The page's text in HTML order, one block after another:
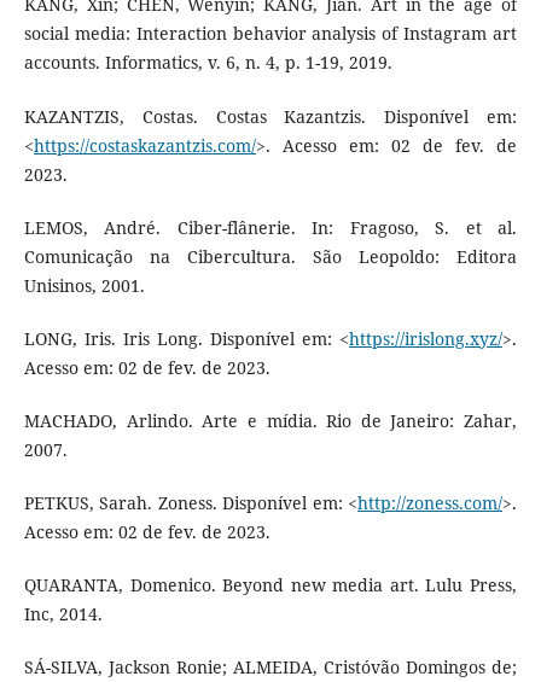
KANG, Xin; CHEN, Wenyin; KANG, Jian. Art in the age of
social media: Interaction behavior analysis of Instagram art
accounts. Informatics, v. 6, n. 4, p. 1-19, 2019.
KAZANTZIS, Costas. Costas Kazantzis. Disponível em:
<https://costaskazantzis.com/>. Acesso em: 02 de fev. de
2023.
LEMOS, André. Ciber-flânerie. In: Fragoso, S. et al.
Comunicação na Cibercultura. São Leopoldo: Editora
Unisinos, 2001.
LONG, Iris. Iris Long. Disponível em: <https://irislong.xyz/>.
Acesso em: 02 de fev. de 2023.
MACHADO, Arlindo. Arte e mídia. Rio de Janeiro: Zahar,
2007.
PETKUS, Sarah. Zoness. Disponível em: <http://zoness.com/>.
Acesso em: 02 de fev. de 2023.
QUARANTA, Domenico. Beyond new media art. Lulu Press,
Inc, 2014.
SÁ-SILVA, Jackson Ronie; ALMEIDA, Cristóvão Domingos de;